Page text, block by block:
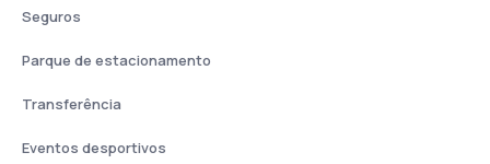
Seguros
Parque de estacionamento
Transferência
Eventos desportivos